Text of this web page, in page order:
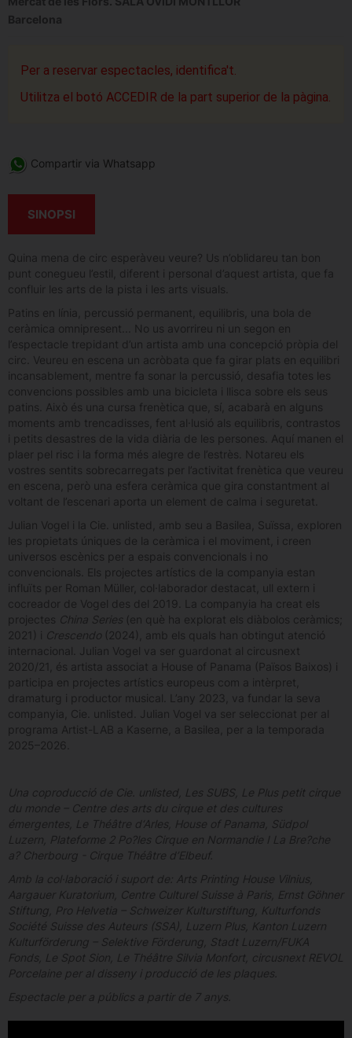
Barcelona
Per a reservar espectacles, identifica't.
Utilitza el botó ACCEDIR de la part superior de la pàgina.
Compartir via Whatsapp
SINOPSI
Quina mena de circ esperàveu veure? Us n’oblidareu tan bon
punt conegueu l’estil, diferent i personal d’aquest artista, que fa
confluir les arts de la pista i les arts visuals.
Patins en línia, percussió permanent, equilibris, una bola de
ceràmica omnipresent... No us avorrireu ni un segon en
l’espectacle trepidant d’un artista amb una concepció pròpia del
circ. Veureu en escena un acròbata que fa girar plats en equilibri
incansablement, mentre fa sonar la percussió, desafia totes les
convencions possibles amb una bicicleta i llisca sobre els seus
patins. Això és una cursa frenètica que, sí, acabarà en alguns
moments amb trencadisses, fent al·lusió als equilibris, contrastos
i petits desastres de la vida diària de les persones. Aquí manen el
plaer pel risc i la forma més alegre de l’estrès. Notareu els
vostres sentits sobrecarregats per l’activitat frenètica que veureu
en escena, però una esfera ceràmica que gira constantment al
voltant de l’escenari aporta un element de calma i seguretat.
Julian Vogel i la Cie. unlisted, amb seu a Basilea, Suïssa, exploren
les propietats úniques de la ceràmica i el moviment, i creen
universos escènics per a espais convencionals i no
convencionals. Els projectes artístics de la companyia estan
influïts per Roman Müller, col·laborador destacat, ull extern i
cocreador de Vogel des del 2019. La companyia ha creat els
projectes China Series (en què ha explorat els diàbolos ceràmics;
2021) i Crescendo (2024), amb els quals han obtingut atenció
internacional. Julian Vogel va ser guardonat al circusnext
2020/21, és artista associat a House of Panama (Països Baixos) i
participa en projectes artístics europeus com a intèrpret,
dramaturg i productor musical. L’any 2023, va fundar la seva
companyia, Cie. unlisted. Julian Vogel va ser seleccionat per al
programa Artist-LAB a Kaserne, a Basilea, per a la temporada
2025–2026.
Una coproducció de Cie. unlisted, Les SUBS, Le Plus petit cirque
du monde – Centre des arts du cirque et des cultures
émergentes, Le Théâtre d‘Arles, House of Panama, Südpol
Luzern, Plateforme 2 Po?les Cirque en Normandie I La Bre?che
a? Cherbourg - Cirque Théâtre d’Elbeuf.
Amb la col·laboració i suport de: Arts Printing House Vilnius,
Aargauer Kuratorium, Centre Culturel Suisse à Paris, Ernst Göhner
Stiftung, Pro Helvetia – Schweizer Kulturstiftung, Kulturfonds
Société Suisse des Auteurs (SSA), Luzern Plus, Kanton Luzern
Kulturförderung – Selektive Förderung, Stadt Luzern/FUKA
Fonds, Le Spot Sion, Le Théâtre Silvia Monfort, circusnext REVOL
Porcelaine per al disseny i producció de les plaques.
Espectacle per a públics a partir de 7 anys.